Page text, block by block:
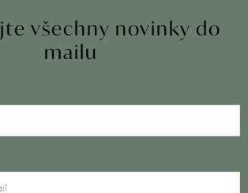
všechny novinky do
mailu